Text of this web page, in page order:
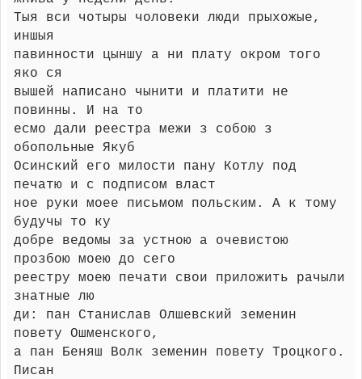
Тыя вси чотыры чоловеки люди прыхожые,
иншыя
павинности цыншу а ни плату окром того
яко ся
вышей написано чынити и платити не
повинны. И на то
есмо дали реестра межи з собою з
обопольные Якуб
Осинский его милости пану Котлу под
печатю и с подписом власт
ное руки моее письмом польским. А к тому
будучы то ку
добре ведомы за устною а очевистою
прозбою моею до сего
реестру моею печати свои приложить рачыли
знатные лю
ди: пан Станислав Олшевский земенин
повету Ошменского,
а пан Беняш Волк земенин повету Троцкого.
Писан